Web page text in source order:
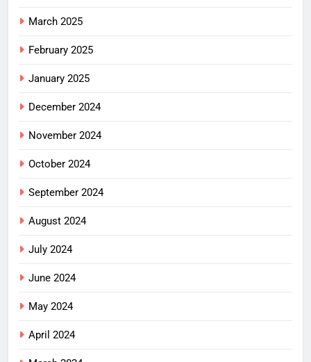
March 2025
February 2025
January 2025
December 2024
November 2024
October 2024
September 2024
August 2024
July 2024
June 2024
May 2024
April 2024